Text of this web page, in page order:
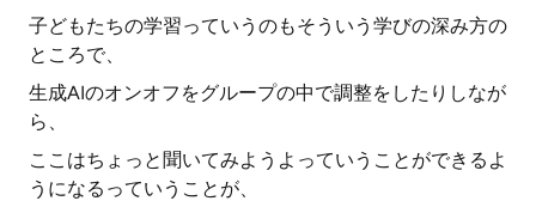
子どもたちの学習っていうのもそういう学びの深み方の
ところで、
生成AIのオンオフをグループの中で調整をしたりしなが
ら、
ここはちょっと聞いてみようよっていうことができるよ
うになるっていうことが、